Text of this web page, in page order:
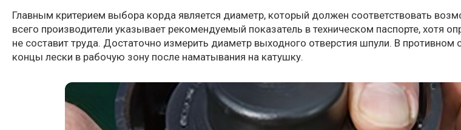
Главным критерием выбора корда является диаметр, который должен соответствовать
всего производители указывает рекомендуемый показатель в техническом паспорте, хотя
не составит труда. Достаточно измерить диаметр выходного отверстия шпули. В противном
концы лески в рабочую зону после наматывания на катушку.